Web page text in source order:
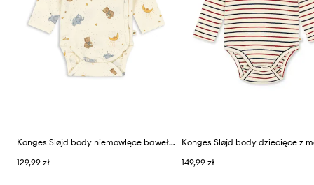
Konges Sløjd body niemowlęce bawełniane z elastanem BASIC LS NEWBORN BODY GOTS
129,99 zł
149,99 zł